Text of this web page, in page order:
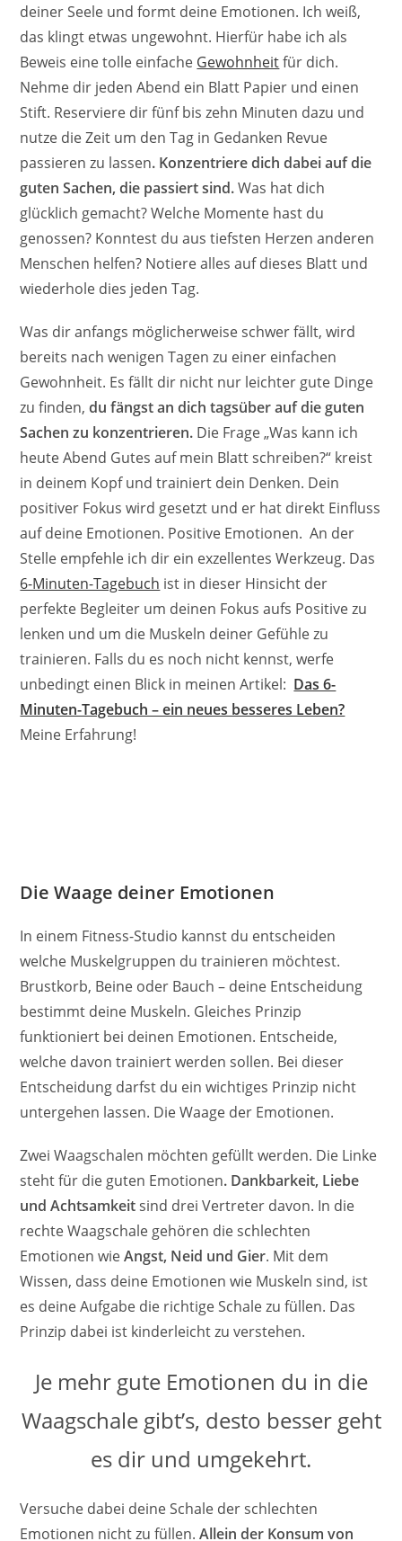
deiner Seele und formt deine Emotionen. Ich weiß,
das klingt etwas ungewohnt. Hierfür habe ich als
Beweis eine tolle einfache Gewohnheitfür dich.
Nehme dir jeden Abend ein Blatt Papier und einen
Stift. Reserviere dir fünf bis zehn Minuten dazu und
nutze die Zeit um den Tag in Gedanken Revue
passieren zu lassen. Konzentriere dich dabei auf die
guten Sachen, die passiert sind.Was hat dich
glücklich gemacht? Welche Momente hast du
genossen? Konntest du aus tiefsten Herzen anderen
Menschen helfen? Notiere alles auf dieses Blatt und
wiederhole dies jeden Tag.
Was dir anfangs möglicherweise schwer fällt, wird
bereits nach wenigen Tagen zu einer einfachen
Gewohnheit. Es fällt dir nicht nur leichter gute Dinge
zu finden,du fängst an dich tagsüber auf die guten
Sachen zu konzentrieren. Die Frage „Was kann ich
heute Abend Gutes auf mein Blatt schreiben?“ kreist
in deinem Kopf und trainiert dein Denken. Dein
positiver Fokus wird gesetzt und er hat direkt Einfluss
auf deine Emotionen. Positive Emotionen. An der
Stelle empfehle ich dir ein exzellentes Werkzeug. Das
6-Minuten-Tagebuch ist in dieser Hinsicht der
perfekte Begleiter um deinen Fokus aufs Positive zu
lenken und um die Muskeln deiner Gefühle zu
trainieren. Falls du es noch nicht kennst, werfe
unbedingt einen Blick in meinen Artikel: Das 6-
Minuten-Tagebuch – ein neues besseres Leben?
Meine Erfahrung!
Die Waage deiner Emotionen
In einem Fitness-Studio kannst du entscheiden
welche Muskelgruppen du trainieren möchtest.
Brustkorb, Beine oder Bauch – deine Entscheidung
bestimmt deine Muskeln. Gleiches Prinzip
funktioniert bei deinen Emotionen. Entscheide,
welche davon trainiert werden sollen. Bei dieser
Entscheidung darfst du ein wichtiges Prinzip nicht
untergehen lassen. Die Waage der Emotionen.
Zwei Waagschalen möchten gefüllt werden. Die Linke
steht für die guten Emotionen. Dankbarkeit, Liebe
und Achtsamkeitsind drei Vertreter davon. In die
rechte Waagschale gehören die schlechten
Emotionen wieAngst, Neid und Gier. Mit dem
Wissen, dass deine Emotionen wie Muskeln sind, ist
es deine Aufgabe die richtige Schale zu füllen. Das
Prinzip dabei ist kinderleicht zu verstehen.
Je mehr gute Emotionen du in die
Waagschale gibt’s, desto besser geht
es dir und umgekehrt.
Versuche dabei deine Schale der schlechten
Emotionen nicht zu füllen.Allein der Konsum von